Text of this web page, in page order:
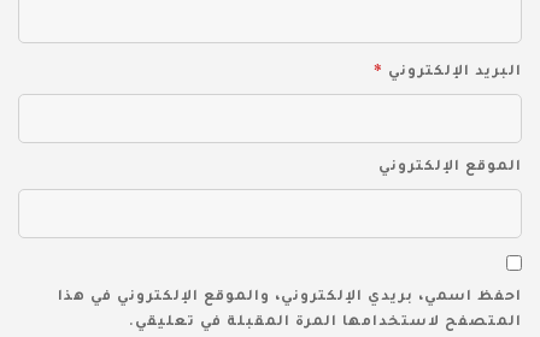
البريد الإلكتروني *
الموقع الإلكتروني
احفظ اسمي، بريدي الإلكتروني، والموقع الإلكتروني في هذا
المتصفح لاستخدامها المرة المقبلة في تعليقي.